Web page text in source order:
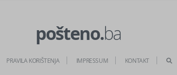
pošteno.ba
PRAVILA KORIŠTENJA IMPRESSUM KONTAKT